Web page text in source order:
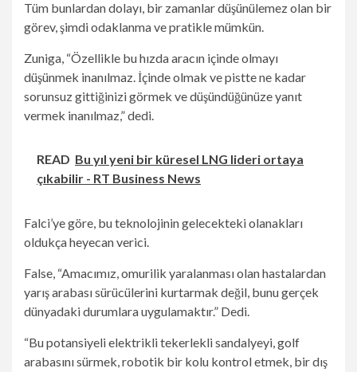
Tüm bunlardan dolayı, bir zamanlar düşünülemez olan bir
görev, şimdi odaklanma ve pratikle mümkün.
Zuniga, “Özellikle bu hızda aracın içinde olmayı
düşünmek inanılmaz. İçinde olmak ve pistte ne kadar
sorunsuz gittiğinizi görmek ve düşündüğünüze yanıt
vermek inanılmaz,” dedi.
READ Bu yıl yeni bir küresel LNG lideri ortaya
çıkabilir - RT Business News
Falci’ye göre, bu teknolojinin gelecekteki olanakları
oldukça heyecan verici.
False, “Amacımız, omurilik yaralanması olan hastalardan
yarış arabası sürücülerini kurtarmak değil, bunu gerçek
dünyadaki durumlara uygulamaktır.” Dedi.
“Bu potansiyeli elektrikli tekerlekli sandalyeyi, golf
arabasını sürmek, robotik bir kolu kontrol etmek, bir dış